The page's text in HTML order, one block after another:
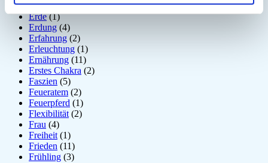
Epiphyse(2)
Erde(1)
Erdung (4)
Erfahrung (2)
Erleuchtung (1)
Ernährung (11)
Erstes Chakra (2)
Faszien (5)
Feueratem (2)
Feuerpferd (1)
Flexibilität (2)
Frau (4)
Freiheit (1)
Frieden (11)
Frühling (3)